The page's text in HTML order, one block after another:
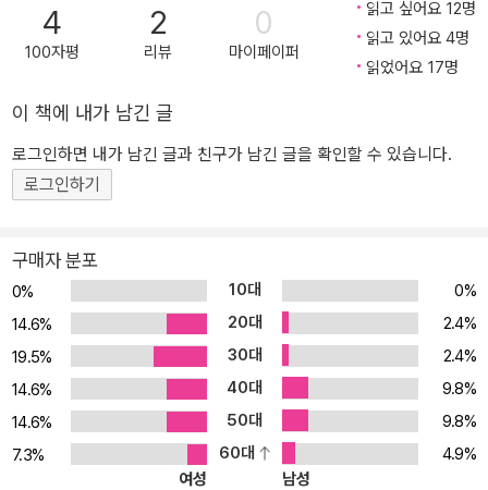
한 시대 문화 속에서 여든이 넘게 장수했다. 자연히 그의 글쓰기 관심
사로 ‘나이 든다는 것’이 떠올랐다. 이 책은 헤세가 남긴 1만 4,000쪽
에 달하는 전집과 3만 5,000장의 편지글 중에서 ‘나이 듦’과 ‘노년’을
주제로 한 에세이와 시를 모아놓은 것이다. 엮은이 폴커 미헬스는 <
분야의 권위자로서, 이 책은 독일에서 1990년에 처음 발간된 이후 몇
번의 개정을 거쳐 지금까지 스테디셀러로 자리 잡고 있다. 독일 아마
동한다. “새는 알을 깨고 나온다. 알은 세계이다. 태어나려는 자는 하
나의 세계를 깨뜨려야 한다.” 그런데 어쩌면 인간의 삶에는 ‘두 번째
방황’, ‘두 번째 부화’가 필요한 것은 아닐까? 마음이 혼란스럽고 방황
하는 시기가 오십 이전에 한 번은 더 찾아오기 때문이다. “마흔 살과
쉰 살 사이의 십 년은 감정이 풍부한 사람들과 예술가들에게는 언제
나 힘겨운 세월이다. 마음이 불안하고, 삶과 자기 자신을 적절히 조화
시키기 어렵기 때문에 종종 불만족에 시달리는 시기다. 그렇지만 그
다음에는 편안한 시간이 다가온다.”(본문 중에서) 나이 듦과 성숙의
4
100자평
2
리뷰
0
마이페이퍼
읽고 싶어요 12명
읽고 있어요 4명
읽었어요 17명
이 책에 내가 남긴 글
로그인하면 내가 남긴 글과 친구가 남긴 글을 확인할 수 있습니다.
로그인하기
구매자 분포
0% 10대
0%
14.6%
20대
2.4%
19.5%
30대
2.4%
14.6%
40대
9.8%
14.6%
50대
9.8%
7.3%
60대
4.9%
여성
남성